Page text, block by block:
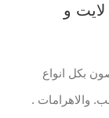
و
بكل انواع
والاهرامات .